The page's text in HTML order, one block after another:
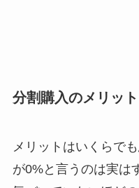
分割購入のメリット
メリットはいくらで
が0%と言うのは実は